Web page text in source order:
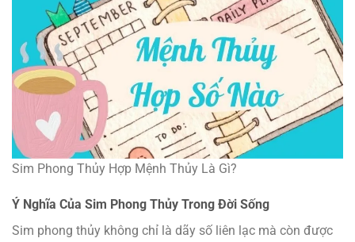
Sim Phong Thủy Hợp Mệnh Thủy Là Gì?
Ý Nghĩa Của Sim Phong Thủy Trong Đời Sống
Sim phong thủy không chỉ là dãy số liên lạc mà còn được